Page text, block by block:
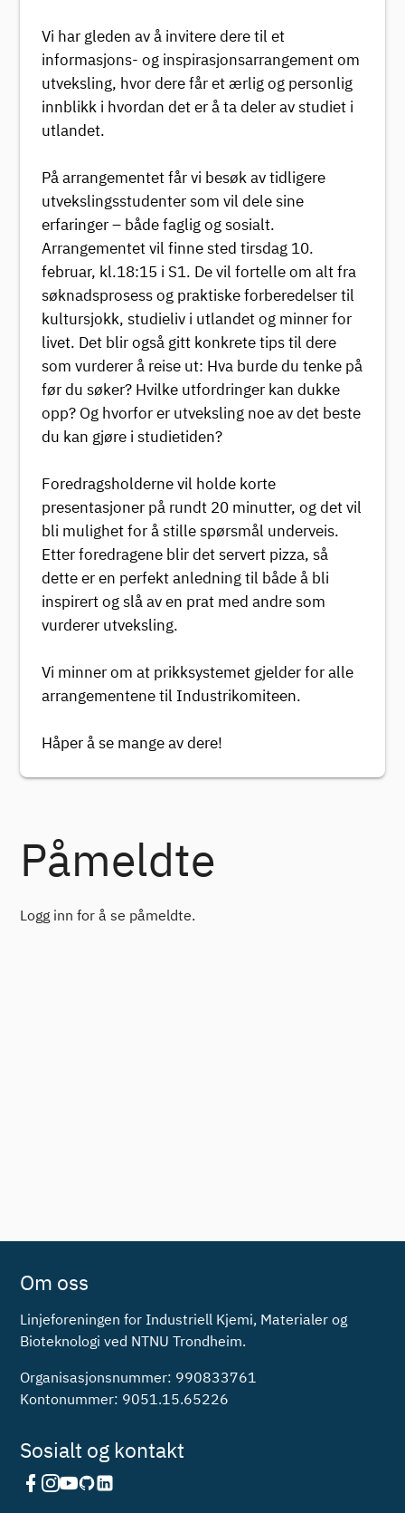
Vi har gleden av å invitere dere til et
informasjons- og inspirasjonsarrangement om
utveksling, hvor dere får et ærlig og personlig
innblikk i hvordan det er å ta deler av studiet i
utlandet.
På arrangementet får vi besøk av tidligere
utvekslingsstudenter som vil dele sine
erfaringer – både faglig og sosialt.
Arrangementet vil finne sted tirsdag 10.
februar, kl.18:15 i S1. De vil fortelle om alt fra
søknadsprosess og praktiske forberedelser til
kultursjokk, studieliv i utlandet og minner for
livet. Det blir også gitt konkrete tips til dere
som vurderer å reise ut: Hva burde du tenke på
før du søker? Hvilke utfordringer kan dukke
opp? Og hvorfor er utveksling noe av det beste
du kan gjøre i studietiden?
Foredragsholderne vil holde korte
presentasjoner på rundt 20 minutter, og det vil
bli mulighet for å stille spørsmål underveis.
Etter foredragene blir det servert pizza, så
dette er en perfekt anledning til både å bli
inspirert og slå av en prat med andre som
vurderer utveksling.
Vi minner om at prikksystemet gjelder for alle
arrangementene til Industrikomiteen.
Håper å se mange av dere!
Påmeldte
Logg inn for å se påmeldte.
Om oss
Linjeforeningen for Industriell Kjemi, Materialer og
Bioteknologi ved NTNU Trondheim.
Organisasjonsnummer: 990833761
Kontonummer: 9051.15.65226
Sosialt og kontakt